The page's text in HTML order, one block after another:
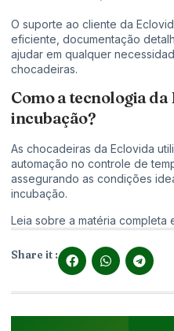
O suporte ao cliente da
eficiente, documentação
ajudar em qualquer
chocadeiras.
Como a tecnologia
incubação?
As chocadeiras da Eclovida
automação no controle de
assegurando as condições
incubação.
Leia sobre a matéria completa
Share it :